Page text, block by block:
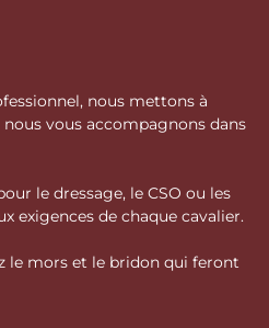
nous mettons à
vous accompagnons dans
le dressage, le CSO ou les
exigences de chaque cavalier.
le mors et le bridon qui feront